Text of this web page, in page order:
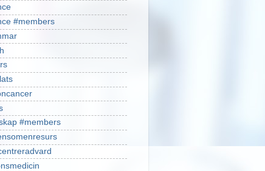
#members
#members